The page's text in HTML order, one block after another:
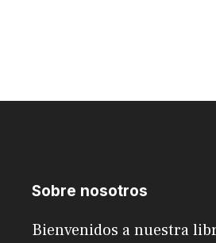
Sobre nosotros
Bienvenidos a nuestra